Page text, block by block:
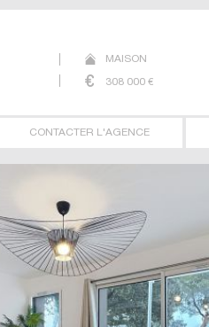
MAISON
308 000 €
CONTACTER L'AGENCE